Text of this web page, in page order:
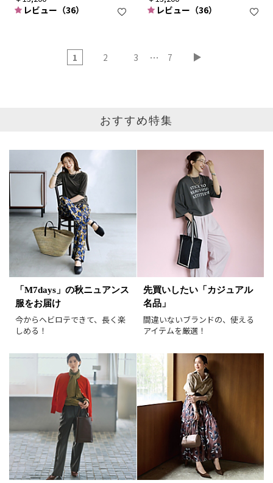
レビュー（36） レビュー（36）
1 2 3 … 7
カテゴリ アクセサリー
サイズ
掲載雑誌
円
予約品
在庫あり
画像小 画像大
表示件数 30件 90件
並び順 おすすめ順
人気順
おすすめ特集
「M7days」の秋ニュアンス
服をお届け
今からヘビロテできて、長く楽
しめる！
先買いしたい「カジュアル
名品」
間違いないブランドの、使える
アイテムを厳選！